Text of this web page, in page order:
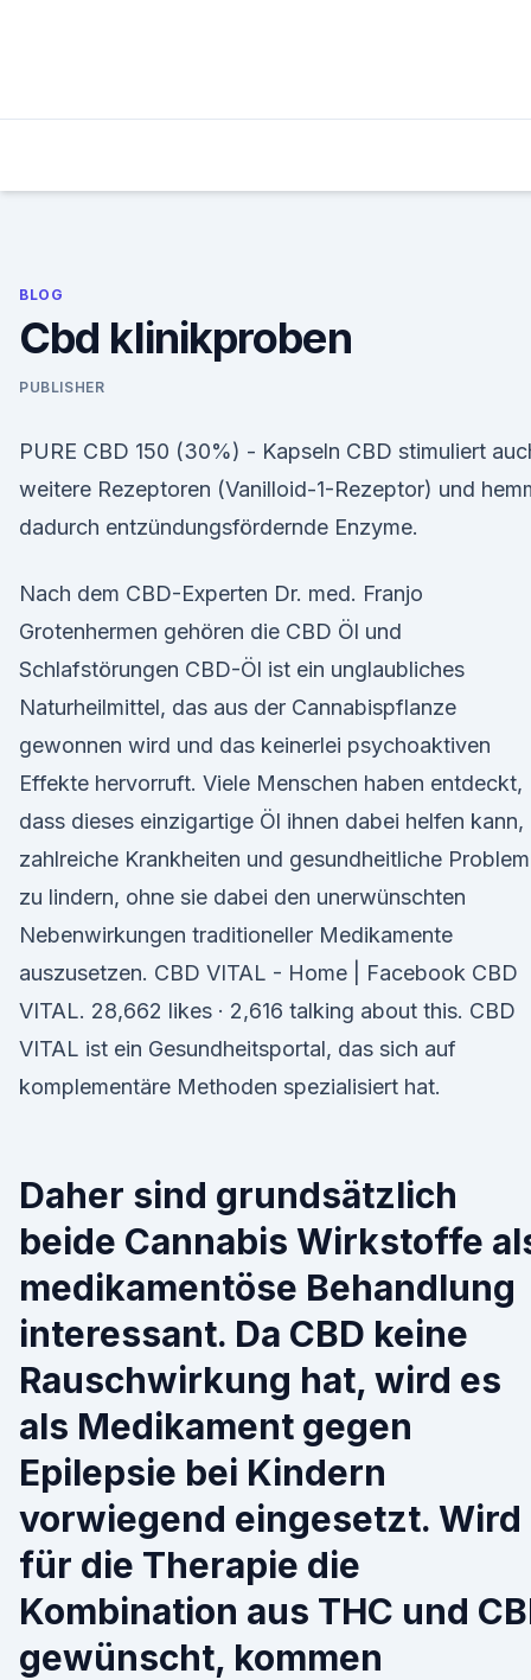
BLOG
Cbd klinikproben
PUBLISHER
PURE CBD 150 (30%) - Kapseln CBD stimuliert
weitere Rezeptoren (Vanilloid-1-Rezeptor) und
dadurch entzündungsfördernde Enzyme.
Nach dem CBD-Experten Dr. med. Franjo
Grotenhermen gehören die CBD Öl und
Schlafstörungen CBD-Öl ist ein unglaubliches
Naturheilmittel, das aus der Cannabispflanze
gewonnen wird und das keinerlei psychoaktiven
Effekte hervorruft. Viele Menschen haben entdeckt,
dass dieses einzigartige Öl ihnen dabei helfen kann,
zahlreiche Krankheiten und gesundheitliche
zu lindern, ohne sie dabei den unerwünschten
Nebenwirkungen traditioneller Medikamente
auszusetzen. CBD VITAL - Home | Facebook CBD
VITAL. 28,662 likes · 2,616 talking about this. CBD
VITAL ist ein Gesundheitsportal, das sich auf
komplementäre Methoden spezialisiert hat.
Daher sind grundsätzlich
beide Cannabis Wirkstoffe
medikamentöse Behandlung
interessant. Da CBD keine
Rauschwirkung hat, wird es
als Medikament gegen
Epilepsie bei Kindern
vorwiegend eingesetzt. Wird
für die Therapie die
Kombination aus THC und
gewünscht, kommen